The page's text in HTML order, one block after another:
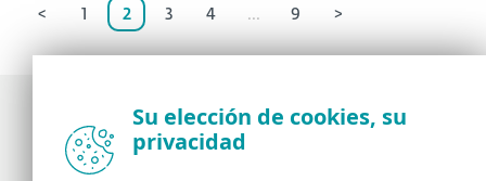
< 1 2 3 4 ... 9 >
Noticias, opiniones y análisis de la comunidad de
Su elección de cookies, su
privacidad